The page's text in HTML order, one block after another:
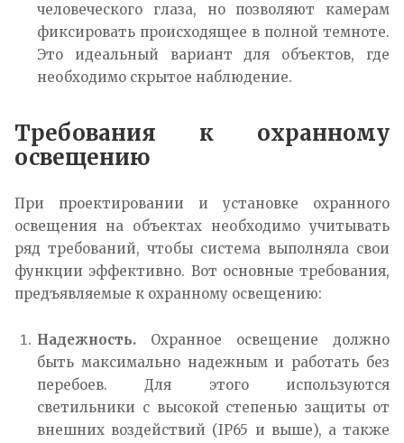
человеческого глаза, но позволяют камерам
фиксировать происходящее в полной темноте.
Это идеальный вариант для объектов, где
необходимо скрытое наблюдение.
Требования к охранному
освещению
При проектировании и установке охранного
освещения на объектах необходимо учитывать
ряд требований, чтобы система выполняла свои
функции эффективно. Вот основные требования,
предъявляемые к охранному освещению:
Надежность. Охранное освещение должно
быть максимально надежным и работать без
перебоев. Для этого используются
светильники с высокой степенью защиты от
внешних воздействий (IP65 и выше), а также